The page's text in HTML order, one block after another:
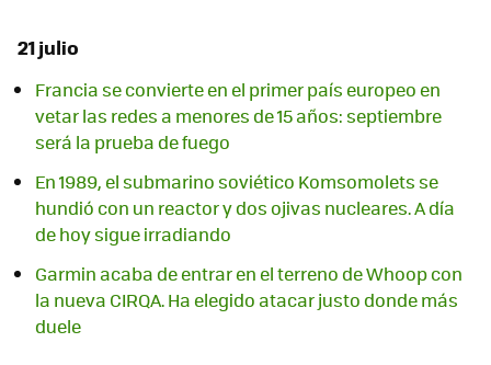
21 julio
Francia se convierte en el primer país europeo en
vetar las redes a menores de 15 años: septiembre
será la prueba de fuego
En 1989, el submarino soviético Komsomolets se
hundió con un reactor y dos ojivas nucleares. A día
de hoy sigue irradiando
Garmin acaba de entrar en el terreno de Whoop con
la nueva CIRQA. Ha elegido atacar justo donde más
duele